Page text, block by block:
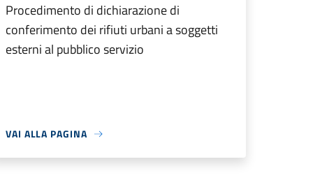
Procedimento di dichiarazione di
conferimento dei rifiuti urbani a soggetti
esterni al pubblico servizio
VAI ALLA PAGINA